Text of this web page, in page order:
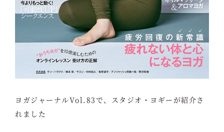
ヨガジャーナルVol.83で、スタジオ・ヨギーが紹介さ
れました